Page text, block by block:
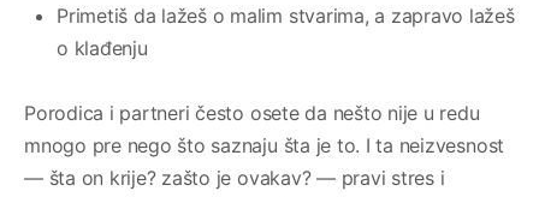
Primetiš da lažeš o malim stvarima, a zapravo lažeš
o klađenju
Porodica i partneri često osete da nešto nije u redu
mnogo pre nego što saznaju šta je to. I ta neizvesnost
— šta on krije? zašto je ovakav? — pravi stres i